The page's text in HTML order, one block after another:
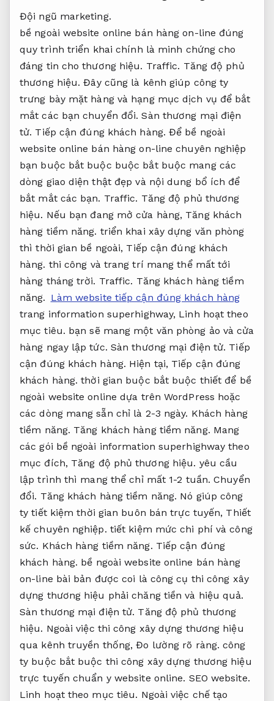
Đội ngũ marketing.
bề ngoài website online bán hàng on-line đúng
quy trình triển khai chính là minh chứng cho
đáng tin cho thương hiệu. Traffic. Tăng độ phủ
thương hiệu. Đây cũng là kênh giúp công ty
trưng bày mặt hàng và hạng mục dịch vụ để bắt
mắt các bạn chuyển đổi.Sàn thương mại điện
tử. Tiếp cận đúng khách hàng. Để bề ngoài
website online bán hàng on-line chuyên nghiệp
bạn buộc bắt buộc buộc bắt buộc mang các
dòng giao diện thật đẹp và nội dung bổ ích để
bắt mắt các bạn. Traffic. Tăng độ phủ thương
hiệu. Nếu bạn đang mở cửa hàng, Tăng khách
hàng tiềm năng. triển khai xây dựng văn phòng
thì thời gian bề ngoài, Tiếp cận đúng khách
hàng. thi công và trang trí mang thể mất tới
hàng tháng trời. Traffic. Tăng khách hàng tiềm
năng. Làm website tiếp cận đúng khách hàng
trang information superhighway, Linh hoạt theo
mục tiêu. bạn sẽ mang một văn phòng ảo và cửa
hàng ngay lập tức. Sàn thương mại điện tử. Tiếp
cận đúng khách hàng. Hiện tại, Tiếp cận đúng
khách hàng. thời gian buộc bắt buộc thiết để bề
ngoài website online dựa trên WordPress hoặc
các dòng mang sẵn chỉ là 2-3 ngày. Khách hàng
tiềm năng. Tăng khách hàng tiềm năng. Mang
các gói bề ngoài information superhighway theo
mục đích, Tăng độ phủ thương hiệu. yêu cầu
lập trình thì mang thể chỉ mất 1-2 tuần.Chuyển
đổi. Tăng khách hàng tiềm năng. Nó giúp công
ty tiết kiệm thời gian buôn bán trực tuyến, Thiết
kế chuyên nghiệp. tiết kiệm mức chi phí và công
sức. Khách hàng tiềm năng. Tiếp cận đúng
khách hàng. bề ngoài website online bán hàng
on-line bài bản được coi là công cụ thi công xây
dựng thương hiệu phải chăng tiền và hiệu quả.
Sàn thương mại điện tử. Tăng độ phủ thương
hiệu. Ngoài việc thi công xây dựng thương hiệu
qua kênh truyền thống,Đo lường rõ ràng. công
ty buộc bắt buộc thi công xây dựng thương hiệu
trực tuyến chuẩn y website online. SEO website.
Linh hoạt theo mục tiêu. Ngoài việc chế tạo